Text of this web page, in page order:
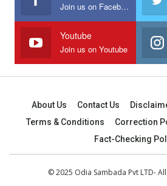
Join us on Facebook
Youtube
Join us on Youtube
About Us Contact Us
Terms & Conditions
Correction
Fact-Checking
© 2025 Odia Sambada Pvt LTD-